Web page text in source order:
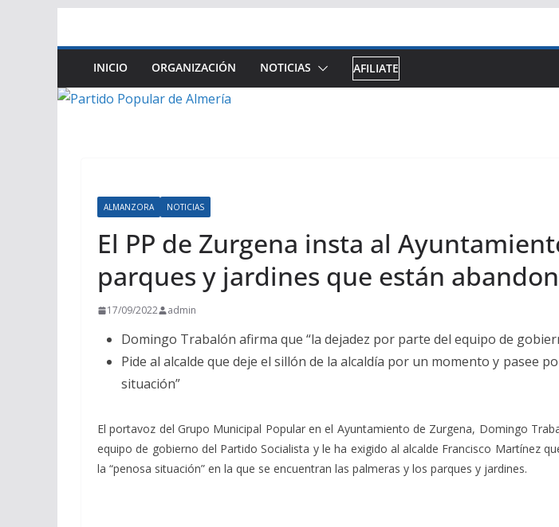
contenido
INICIO ORGANIZACIÓN NOTICIAS AFILIATE
ALMANZORA NOTICIAS
El PP de Zurgena insta al
parques y jardines que están
17/09/2022 admin
Domingo Trabalón afirma que “la dejadez por parte del equipo de
Pide al alcalde que deje el sillón de la alcaldía por un momento y pasee
situación”
El portavoz del Grupo Municipal Popular en el Ayuntamiento de Zurgena, Domingo
equipo de gobierno del Partido Socialista y le ha exigido al alcalde Francisco Martínez
la “penosa situación” en la que se encuentran las palmeras y los parques y jardines.